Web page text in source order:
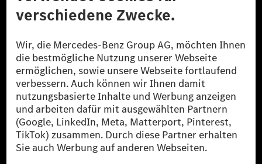
© 2026 Mercedes-Benz Group AG. Alle Rechte vorbehalten.
[1] Bilanziell CO₂-neutral bedeutet, dass nicht vermiedene oder nicht
reduzierte CO₂-Emissionen bei der Mercedes-Benz Group durch
zertifizierte Ausgleichsprojekte kompensiert werden.
[2] Renewable Charging ist ein integraler Bestandteil von MB.CHARGE
Public in Europa, den USA, Kanada und China. Sofern an der jeweiligen
Ladestation noch kein Strom aus erneuerbaren Energien vorliegt,
verwendet Renewable Charging Grünstromzertifikate*. Diese stellen
sicher, dass für Ladevorgänge über MB.CHARGE Public eine äquivalente
Strommenge aus erneuerbaren Energien ins Stromnetz eingespeist wird.